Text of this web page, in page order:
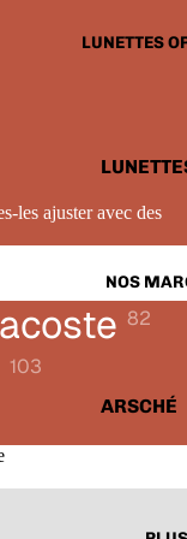
LUNETTES
HOMME
FEMME
NOS
ARSCHÉ
CARTIER
les ajuster avec des
82
103